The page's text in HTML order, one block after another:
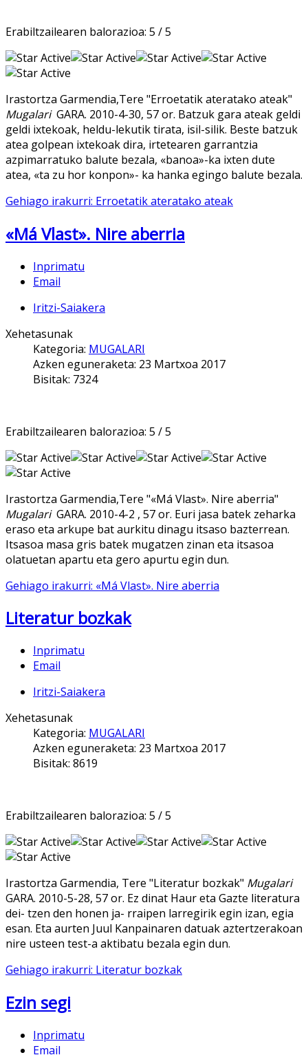
Erabiltzailearen balorazioa: 5 /5
Irastortza Garmendia,Tere "Erroetatik ateratako ateak"
MugalariGARA. 2010-4-30, 57 or. Batzuk gara ateak geldi
geldi ixtekoak, heldu-lekutik tirata, isil-silik. Beste batzuk
atea golpean ixtekoak dira, irtetearen garrantzia
azpimarratuko balute bezala, «banoa»-ka ixten dute
atea, «ta zu hor konpon»- ka hanka egingo balute bezala.
Gehiago irakurri: Erroetatik ateratako ateak
«Má Vlast». Nire aberria
Inprimatu
Email
Iritzi-Saiakera
Xehetasunak
Kategoria: MUGALARI
Azken eguneraketa: 23 Martxoa 2017
Bisitak: 7324
Erabiltzailearen balorazioa: 5 /5
Irastortza Garmendia,Tere "«Má Vlast». Nire aberria"
MugalariGARA. 2010-4-2 , 57 or. Euri jasa batek zeharka
eraso eta arkupe bat aurkitu dinagu itsaso bazterrean.
Itsasoa masa gris batek mugatzen zinan eta itsasoa
olatuetan apartu eta gero apurtu egin dun.
Gehiago irakurri: «Má Vlast». Nire aberria
Literatur bozkak
Inprimatu
Email
Iritzi-Saiakera
Xehetasunak
Kategoria: MUGALARI
Azken eguneraketa: 23 Martxoa 2017
Bisitak: 8619
Erabiltzailearen balorazioa: 5 /5
Irastortza Garmendia, Tere "Literatur bozkak" Mugalari
GARA. 2010-5-28, 57 or. Ez dinat Haur eta Gazte literatura
dei- tzen den honen ja- rraipen larregirik egin izan, egia
esan. Eta aurten Juul Kanpainaren datuak aztertzerakoan
nire usteen test-a aktibatu bezala egin dun.
Gehiago irakurri: Literatur bozkak
Ezin segi
Inprimatu
Email